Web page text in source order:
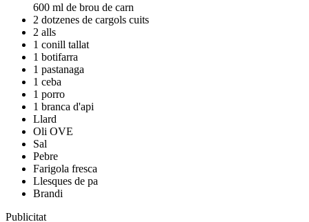
600 ml de brou de carn
2 dotzenes de cargols cuits
2 alls
1 conill tallat
1 botifarra
1 pastanaga
1 ceba
1 porro
1 branca d'api
Llard
Oli OVE
Sal
Pebre
Farigola fresca
Llesques de pa
Brandi
Publicitat